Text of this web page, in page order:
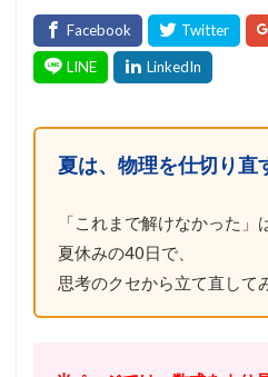
夏は、物理を仕切り直
「これまで解けなかった」
夏休みの40日で、
思考のクセから立て直して